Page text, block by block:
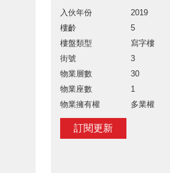
入伙年份
2019
樓齡
5
樓盤類型
寫字樓
街號
3
物業層數
30
物業座數
1
物業擁有權
多業權
訂閱更新